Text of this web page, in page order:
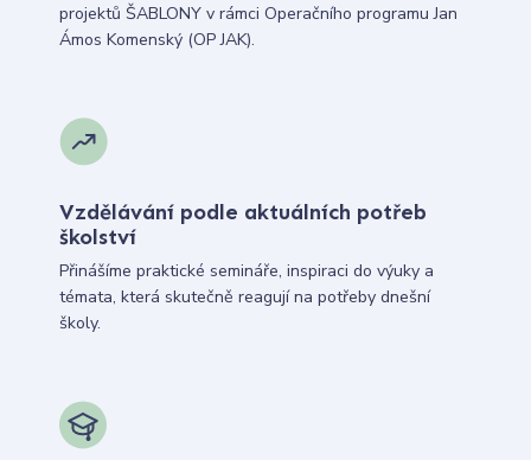
projektů ŠABLONY v rámci Operačního programu Jan
Ámos Komenský (OP JAK).
Vzdělávání podle aktuálních potřeb
školství
Přinášíme praktické semináře, inspiraci do výuky a
témata, která skutečně reagují na potřeby dnešní
školy.